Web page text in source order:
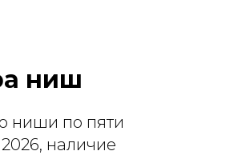
ниш
ниши по пяти
наличие